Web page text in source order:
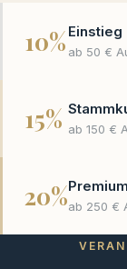
10% Einstieg
ab 50 €
15% ab 150 €
20%Premium
ab 250 €